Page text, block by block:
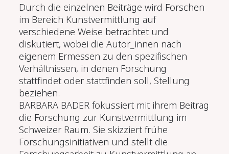
Durch die einzelnen Beiträge wird Forschen
im Bereich Kunstvermittlung auf
verschiedene Weise betrachtet und
diskutiert, wobei die Autor_innen nach
eigenem Ermessen zu den spezifischen
Verhältnissen, in denen Forschung
stattfindet oder stattfinden soll, Stellung
beziehen.
BARBARA BADER fokussiert mit ihrem Beitrag
die Forschung zur Kunstvermittlung im
Schweizer Raum. Sie skizziert frühe
Forschungsinitiativen und stellt die